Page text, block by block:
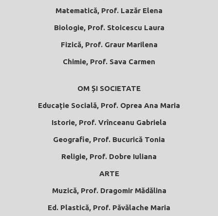
Matematică, Prof. Lazăr Elena
Biologie, Prof. Stoicescu Laura
Fizică, Prof. Graur Marilena
Chimie, Prof. Sava Carmen
OM ȘI SOCIETATE
Educație Socială, Prof. Oprea Ana Maria
Istorie, Prof. Vrînceanu Gabriela
Geografie, Prof. Bucurică Tonia
Religie, Prof. Dobre Iuliana
ARTE
Muzică, Prof. Dragomir Mădălina
Ed. Plastică, Prof. Păvălache Maria